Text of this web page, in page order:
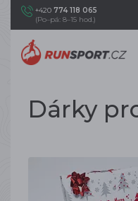
+420 774 118 065
(Po–pá: 8–15 hod.)
Dárky